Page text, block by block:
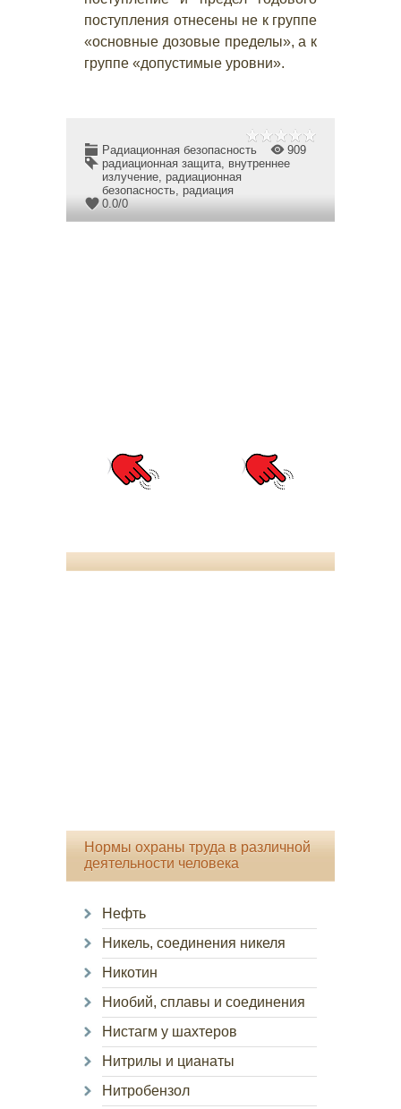
поступления отнесены не к группе
«основные дозовые пределы», а к
группе «допустимые уровни».
Радиационная безопасность
909
радиационная защита, внутреннее
излучение, радиационная
безопасность, радиация
0.0/0
Нормы охраны труда в различной
деятельности человека
Нефть
Никель, соединения никеля
Никотин
Ниобий, сплавы и соединения
Нистагм у шахтеров
Нитрилы и цианаты
Нитробензол